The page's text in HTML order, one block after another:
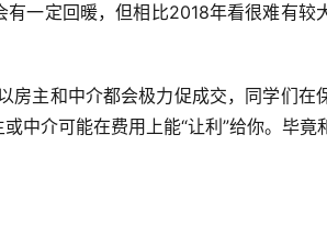
有一定回暖，但相比2018年看很难有较
房主和中介都会极力促成交，同学们在
中介可能在费用上能“让利”给你。毕竟